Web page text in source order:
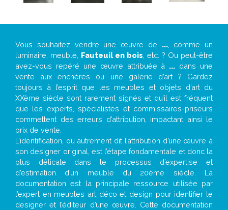
Vous souhaitez vendre une œuvre de ..., comme un
luminaire, meuble, Fauteuil en bois , etc. ? Ou peut-être
avez-vous repéré une œuvre attribuée à ... dans une
vente aux enchères ou une galerie d’art ? Gardez
toujours à l’esprit que les meubles et objets d’art du
XXème siècle sont rarement signés et qu’il est fréquent
que les experts, spécialistes et commissaires-priseurs
commettent des erreurs d’attribution, impactant ainsi le
prix de vente.
L’identification, ou autrement dit l’attribution d’une œuvre à
son designer original, est l’étape fondamentale et donc la
plus délicate dans le processus d’expertise et
d’estimation d’un meuble du 20ème siècle. La
documentation est la principale ressource utilisée par
l’expert en meubles art déco et design pour identifier le
designer et l’éditeur d’une œuvre. Cette documentation